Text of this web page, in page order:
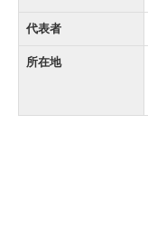
代表者
所在地